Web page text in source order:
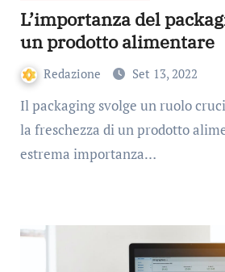
L’importanza del
un prodotto alimentare
Redazione Set 13, 2022
Il packaging svolge un ruolo cruciale nell’assicurare
la freschezza di un prodotto
estrema importanza…